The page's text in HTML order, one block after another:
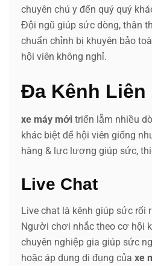
chuyên chú y đến quý quý
Đội ngũ giúp sức dòng, thân
chuẩn chỉnh bị khuyên bảo
hội viên không nghỉ.
Đa Kênh Liên
xe máy mới triển lẵm nhiều
khác biệt để hội viên giống
hàng & lực lượng giúp sức,
Live Chat
Live chat là kênh giúp sức rối
Người chơi nhắc theo cơ hội
chuyên nghiệp gia giúp sức
hoặc áp dụng di đụng của xe